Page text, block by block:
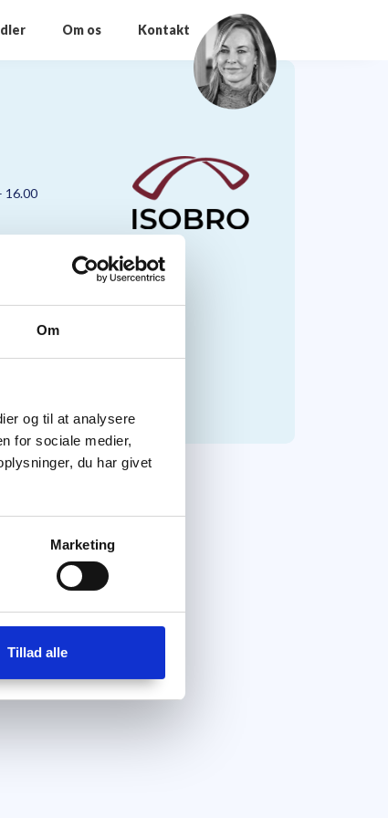
Om
og til at analysere
for sociale medier,
du har givet
Marketing
Tillad alle
Om os Kontakt
16.00